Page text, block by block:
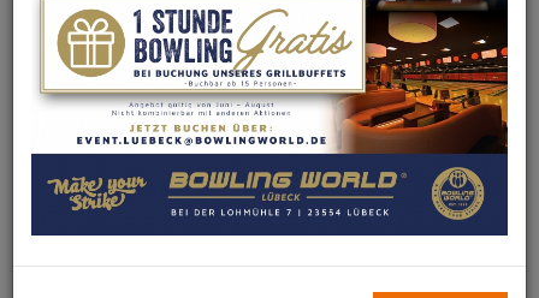
Reservierung erforderlich. Gültig von Montag -
Sonntag bis 18Uhr. Letzter Start: 16 Uhr.
Ab 4 Kinder bis einschließlich 13 Jahre buchbar.
Keine Änderung oder Rabattierung der
Paketangebote möglich.
Bei selbst mitgebrachten Kuchen berechnen wir
einen einmaligen Betrag (Korkgeld) in Höhe von